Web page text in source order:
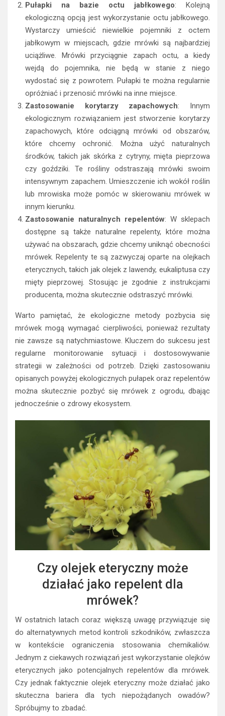
Pułapki na bazie octu jabłkowego: Kolejną
ekologiczną opcją jest wykorzystanie octu jabłkowego.
Wystarczy umieścić niewielkie pojemniki z octem
jabłkowym w miejscach, gdzie mrówki są najbardziej
uciążliwe. Mrówki przyciągnie zapach octu, a kiedy
wejdą do pojemnika, nie będą w stanie z niego
wydostać się z powrotem. Pułapki te można regularnie
opróżniać i przenosić mrówki na inne miejsce.
Zastosowanie korytarzy zapachowych: Innym
ekologicznym rozwiązaniem jest stworzenie korytarzy
zapachowych, które odciągną mrówki od obszarów,
które chcemy ochronić. Można użyć naturalnych
środków, takich jak skórka z cytryny, mięta pieprzowa
czy goździki. Te rośliny odstraszają mrówki swoim
intensywnym zapachem. Umieszczenie ich wokół roślin
lub mrowiska może pomóc w skierowaniu mrówek w
innym kierunku.
Zastosowanie naturalnych repelentów: W sklepach
dostępne są także naturalne repelenty, które można
używać na obszarach, gdzie chcemy uniknąć obecności
mrówek. Repelenty te są zazwyczaj oparte na olejkach
eterycznych, takich jak olejek z lawendy, eukaliptusa czy
mięty pieprzowej. Stosując je zgodnie z instrukcjami
producenta, można skutecznie odstraszyć mrówki.
Warto pamiętać, że ekologiczne metody pozbycia się
mrówek mogą wymagać cierpliwości, ponieważ rezultaty
nie zawsze są natychmiastowe. Kluczem do sukcesu jest
regularne monitorowanie sytuacji i dostosowywanie
strategii w zależności od potrzeb. Dzięki zastosowaniu
opisanych powyżej ekologicznych pułapek oraz repelentów
można skutecznie pozbyć się mrówek z ogrodu, dbając
jednocześnie o zdrowy ekosystem.
Czy olejek eteryczny może
działać jako repelent dla
mrówek?
W ostatnich latach coraz większą uwagę przywiązuje się
do alternatywnych metod kontroli szkodników, zwłaszcza
w kontekście ograniczenia stosowania chemikaliów.
Jednym z ciekawych rozwiązań jest wykorzystanie olejków
eterycznych jako potencjalnych repelentów dla mrówek.
Czy jednak faktycznie olejek eteryczny może działać jako
skuteczna bariera dla tych niepożądanych owadów?
Spróbujmy to zbadać.